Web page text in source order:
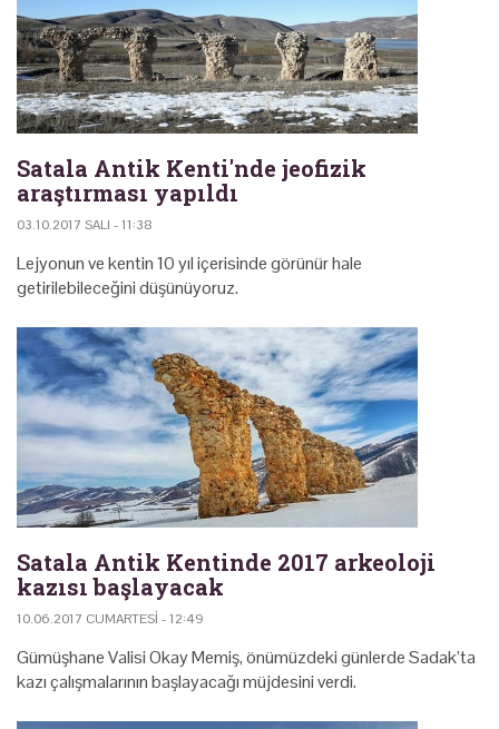
Satala Antik Kenti'nde jeofizik
araştırması yapıldı
03.10.2017 SALI - 11:38
Lejyonun ve kentin 10 yıl içerisinde görünür hale
getirilebileceğini düşünüyoruz.
Satala Antik Kentinde 2017 arkeoloji
kazısı başlayacak
10.06.2017 CUMARTESI - 12:49
Gümüşhane Valisi Okay Memiş, önümüzdeki günlerde Sadak’ta
kazı çalışmalarının başlayacağı müjdesini verdi.